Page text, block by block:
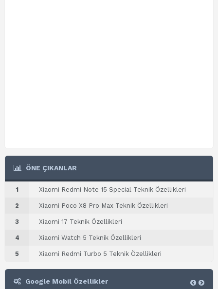
ÖNE ÇIKANLAR
1 Xiaomi Redmi Note 15 Special Teknik Özellikleri
2 Xiaomi Poco X8 Pro Max Teknik Özellikleri
3 Xiaomi 17 Teknik Özellikleri
4 Xiaomi Watch 5 Teknik Özellikleri
5 Xiaomi Redmi Turbo 5 Teknik Özellikleri
Google Mobil Özellikler